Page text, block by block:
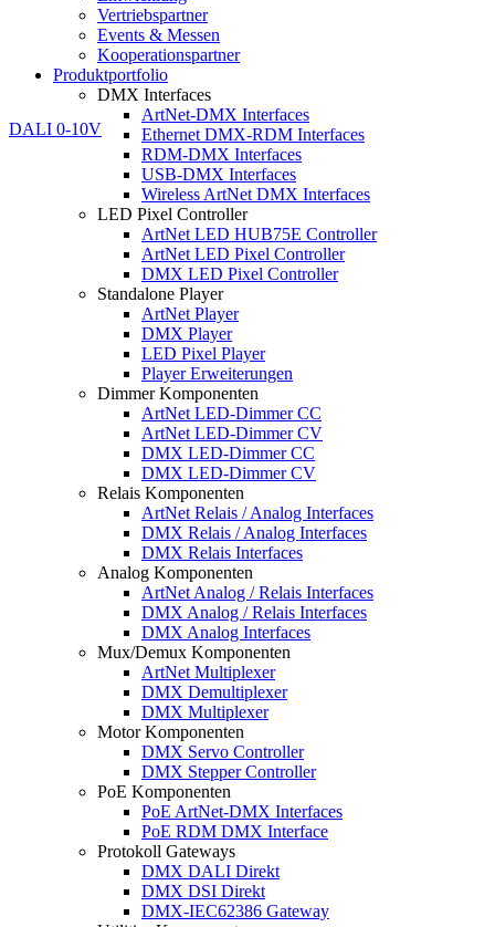
Vertriebspartner
Events & Messen
Kooperationspartner
Produktportfolio
DMX Interfaces
ArtNet-DMX Interfaces
Ethernet DMX-RDM Interfaces
RDM-DMX Interfaces
USB-DMX Interfaces
Wireless ArtNet DMX Interfaces
LED Pixel Controller
ArtNet LED HUB75E Controller
ArtNet LED Pixel Controller
DMX LED Pixel Controller
Standalone Player
ArtNet Player
DMX Player
LED Pixel Player
Player Erweiterungen
Dimmer Komponenten
ArtNet LED-Dimmer CC
ArtNet LED-Dimmer CV
DMX LED-Dimmer CC
DMX LED-Dimmer CV
Relais Komponenten
ArtNet Relais / Analog Interfaces
DMX Relais / Analog Interfaces
DMX Relais Interfaces
Analog Komponenten
ArtNet Analog / Relais Interfaces
DMX Analog / Relais Interfaces
DMX Analog Interfaces
Mux/Demux Komponenten
ArtNet Multiplexer
DMX Demultiplexer
DMX Multiplexer
Motor Komponenten
DMX Servo Controller
DMX Stepper Controller
PoE Komponenten
PoE ArtNet-DMX Interfaces
PoE RDM DMX Interface
Protokoll Gateways
DMX DALI Direkt
DMX DSI Direkt
DMX-IEC62386 Gateway